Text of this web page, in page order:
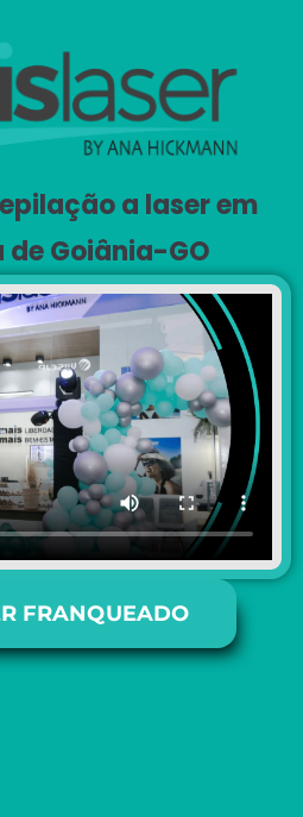
a laser em
Goiânia-GO
FRANQUEADO